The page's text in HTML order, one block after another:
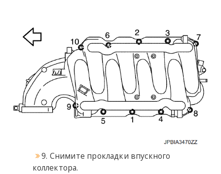
9. Снимите прокладки впускного
коллектора.